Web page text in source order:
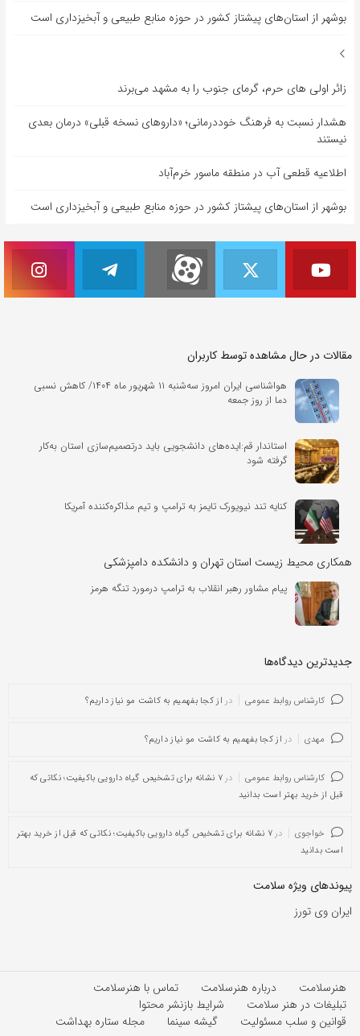
بوشهر از استان‌های پیشتاز کشور در حوزه منابع طبیعی و آبخیزداری است
زائر اولی های حرم، گرمای جنوب را به مشهد می‌برند
هشدار نسبت به فرهنگ خوددرمانی؛ «داروهای نسخه قبلی» درمان بعدی
نیستند
اطلاعیه قطعی آب در منطقه ماسور خرم‌آباد
بوشهر از استان‌های پیشتاز کشور در حوزه منابع طبیعی و آبخیزداری است
مقالات در حال مشاهده توسط کاربران
هواشناسی ایران امروز سه‌شنبه ۱۱ شهریور ماه ۱۴۰۴/ کاهش نسبی
دما از روز جمعه
استاندار قم:ایده‌های دانشجویی باید درتصمیم‌سازی استان به‌کار
گرفته شود
کنایه تند نیویورک تایمز به ترامپ و تیم مذاکره‌کننده آمریکا
همکاری محیط زیست استان تهران و دانشکده دامپزشکی
پیام مشاور رهبر انقلاب به ترامپ درمورد تنگه هرمز
جدیدترین دیدگاه‌‌ها
کارشناس روابط عمومی در از کجا بفهمیم به کاشت مو نیاز داریم؟
مهدی در از کجا بفهمیم به کاشت مو نیاز داریم؟
کارشناس روابط عمومی در
۷ نشانه برای تشخیص گیاه دارویی باکیفیت؛ نکاتی که
قبل از خرید بهتر است بدانید
خواجوی در
۷ نشانه برای تشخیص گیاه دارویی باکیفیت؛ نکاتی که قبل از خرید بهتر
است بدانید
پیوندهای ویژه سلامت
ایران وی تورز
هنرسلامت درباره هنرسلامت
تماس با هنرسلامت
تبلیغات در هنر سلامت
شرایط بازنشر محتوا
قوانین و سلب مسئولیت
گیشه سینما مجله ستاره بهداشت